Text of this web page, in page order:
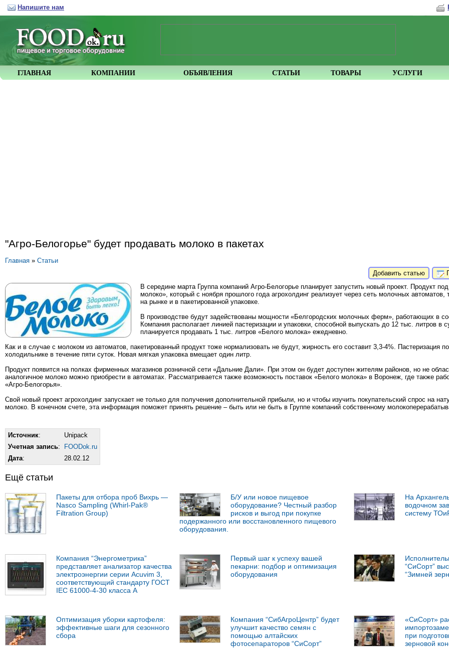
"Агро-Белогорье" будет продавать молоко в пакетах
Главная » Статьи
Добавить статью
В середине марта Группа компаний Агро-Белогорье планирует запустить новый проект. Продукт
молоко», который с ноября прошлого года агрохолдинг реализует через сеть молочных автоматов,
на рынке и в пакетированной упаковке.
В производстве будут задействованы мощности «Белгородских молочных ферм», работающих в
Компания располагает линией пастеризации и упаковки, способной выпускать до 12 тыс. литров в
планируется продавать 1 тыс. литров «Белого молока» ежедневно.
Как и в случае с молоком из автоматов, пакетированный продукт тоже нормализовать не будут, жирность его составит 3,3-4%. Пастеризация
холодильнике в течение пяти суток. Новая мягкая упаковка вмещает один литр.
Продукт появится на полках фирменных магазинов розничной сети «Дальние Дали». При этом он будет доступен жителям районов, но не
аналогичное молоко можно приобрести в автоматах. Рассматривается также возможность поставок «Белого молока» в Воронеж, где также
«Агро-Белогорья».
Свой новый проект агрохолдинг запускает не только для получения дополнительной прибыли, но и чтобы изучить покупательский спрос на
молоко. В конечном счете, эта информация поможет принять решение – быть или не быть в Группе компаний собственному
Источник:
Unipack
Учетная запись:
FOODok.ru
Дата: 28.02.12
Ещё статьи
Пакеты для отбора проб Вихрь —
Nasco Sampling (Whirl-Pak®
Filtration Group)
Б/У или новое пищевое
оборудование? Честный разбор
рисков и выгод при покупке
подержанного или восстановленного пищевого
оборудования.
На
водочном
систему
Компания “Энергометрика”
представляет анализатор качества
электроэнергии серии Acuvim 3,
соответствующий стандарту ГОСТ
IEC 61000-4-30 класса А
Первый шаг к успеху вашей
пекарни: подбор и оптимизация
оборудования
“СиСорт”
“Зимней
Оптимизация уборки картофеля:
эффективные шаги для сезонного
сбора
Компания “СибАгроЦентр” будет
улучшит качество семян с
помощью алтайских
фотосепараторов “СиСорт”
«СиСорт»
при
зерновой
ГЛАВНАЯ КОМПАНИИ ОБЪЯВЛЕНИЯ СТАТЬИ ТОВАРЫ УСЛУГИ
Напишите нам